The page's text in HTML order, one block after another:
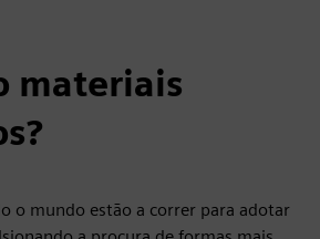
materiais
o mundo estão a correr para adotar